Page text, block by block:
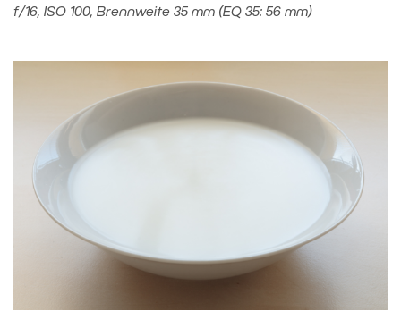
f/16, ISO 100, Brennweite 35 mm (EQ 35: 56 mm)